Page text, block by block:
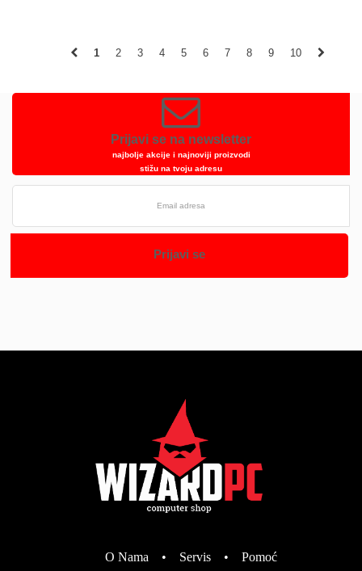
1 2 3 4 5 6 7 8 9 10
Prijavi se na newsletter
najbolje akcije i najnoviji proizvodi
stižu na tvoju adresu
Prijavi se
O Nama • Servis • Pomoć